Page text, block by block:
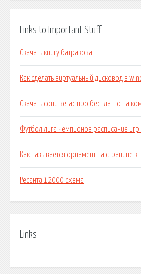
Links to Important Stuff
Скачать книгу батракова
Как сделать виртуальный дисковод в
Скачать сони вегас про бесплатно на
Футбол лига чемпионов расписание
Как называется орнамент на странице
Ресанта 12000 схема
Links